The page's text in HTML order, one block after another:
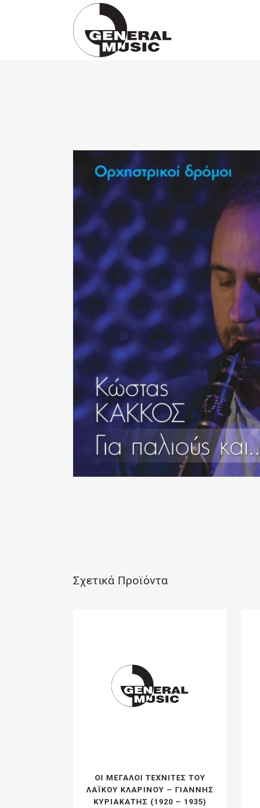
Products
Σχετικά Προϊόντα
ΟΙ ΜΕΓΑΛΟΙ ΤΕΧΝΙΤΕΣ ΤΟΥ
ΛΑΪΚΟΥ ΚΛΑΡΙΝΟΥ – ΓΙΑΝΝΗΣ
ΚΥΡΙΑΚΑΤΗΣ (1920 – 1935)